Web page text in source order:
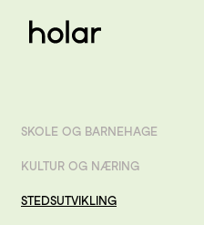
SKOLE OG BARNEHAGE
KULTUR OG NÆRING
STEDSUTVIKLING